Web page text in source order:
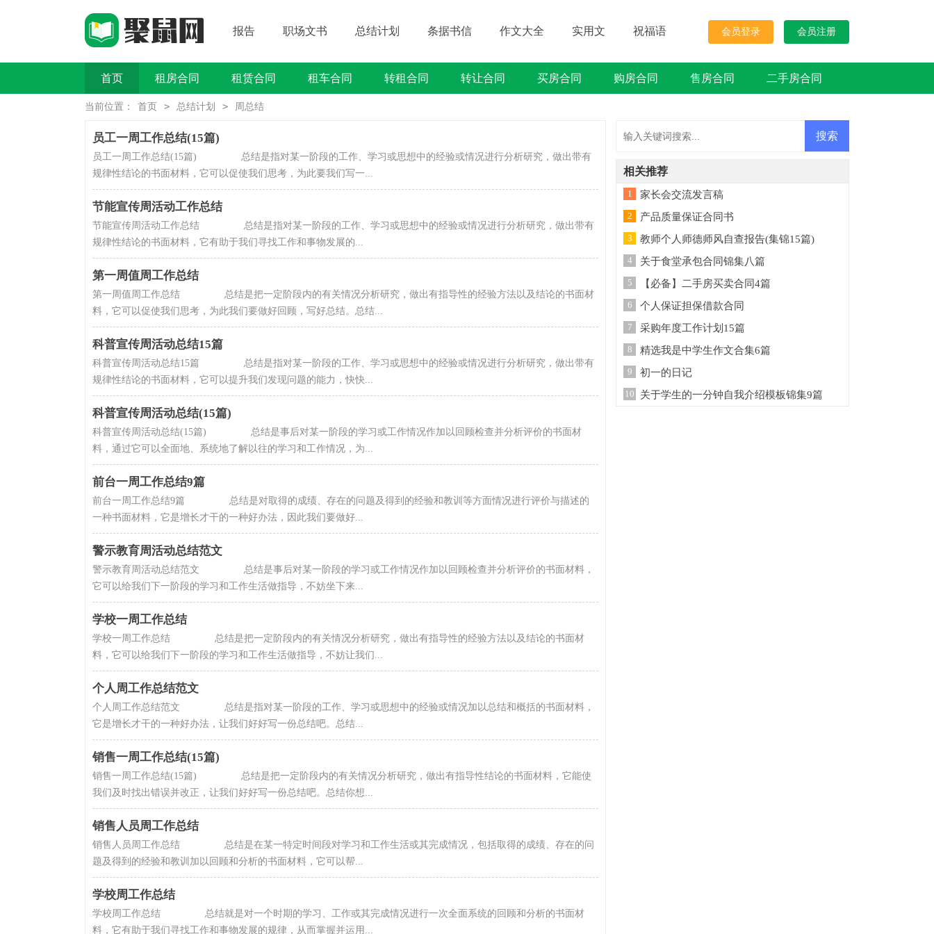
报告 职场文书 总结计划 条据书信 作文大全 实用文 祝福语
买卖类合同 借贷类合同 建筑类合同 劳动类合同 租售类合同
会员登录 会员注册
首页 租房合同 租赁合同 租车合同 转租合同 转让合同 买房合同 购房合同 售房合同 二手房合同
当前位置： 首页 > 总结计划 > 周总结
员工一周工作总结(15篇)
员工一周工作总结(15篇) 总结是指对某一阶段的工作、学习或思想中的经验或情况进行分析研究，做出带有
规律性结论的书面材料，它可以促使我们思考，为此要我们写一...
节能宣传周活动工作总结
节能宣传周活动工作总结 总结是指对某一阶段的工作、学习或思想中的经验或情况进行分析研究，做出带有
规律性结论的书面材料，它有助于我们寻找工作和事物发展的...
第一周值周工作总结
第一周值周工作总结 总结是把一定阶段内的有关情况分析研究，做出有指导性的经验方法以及结论的书面材
料，它可以促使我们思考，为此我们要做好回顾，写好总结。总结...
科普宣传周活动总结15篇
科普宣传周活动总结15篇 总结是指对某一阶段的工作、学习或思想中的经验或情况进行分析研究，做出带有
规律性结论的书面材料，它可以提升我们发现问题的能力，快快...
科普宣传周活动总结(15篇)
科普宣传周活动总结(15篇) 总结是事后对某一阶段的学习或工作情况作加以回顾检查并分析评价的书面材
料，通过它可以全面地、系统地了解以往的学习和工作情况，为...
前台一周工作总结9篇
前台一周工作总结9篇 总结是对取得的成绩、存在的问题及得到的经验和教训等方面情况进行评价与描述的
一种书面材料，它是增长才干的一种好办法，因此我们要做好...
警示教育周活动总结范文
警示教育周活动总结范文 总结是事后对某一阶段的学习或工作情况作加以回顾检查并分析评价的书面材料，
它可以给我们下一阶段的学习和工作生活做指导，不妨坐下来...
学校一周工作总结
学校一周工作总结 总结是把一定阶段内的有关情况分析研究，做出有指导性的经验方法以及结论的书面材
料，它可以给我们下一阶段的学习和工作生活做指导，不妨让我们...
个人周工作总结范文
个人周工作总结范文 总结是指对某一阶段的工作、学习或思想中的经验或情况加以总结和概括的书面材料，
它是增长才干的一种好办法，让我们好好写一份总结吧。总结...
销售一周工作总结(15篇)
销售一周工作总结(15篇) 总结是把一定阶段内的有关情况分析研究，做出有指导性结论的书面材料，它能使
我们及时找出错误并改正，让我们好好写一份总结吧。总结你想...
销售人员周工作总结
销售人员周工作总结 总结是在某一特定时间段对学习和工作生活或其完成情况，包括取得的成绩、存在的问
题及得到的经验和教训加以回顾和分析的书面材料，它可以帮...
学校周工作总结
学校周工作总结 总结就是对一个时期的学习、工作或其完成情况进行一次全面系统的回顾和分析的书面材
料，它有助于我们寻找工作和事物发展的规律，从而掌握并运用...
相关推荐
1 家长会交流发言稿
2 产品质量保证合同书
3 教师个人师德师风自查报告(集锦15篇)
4 关于食堂承包合同锦集八篇
5 【必备】二手房买卖合同4篇
6 个人保证担保借款合同
7 采购年度工作计划15篇
8 精选我是中学生作文合集6篇
9 初一的日记
10 关于学生的一分钟自我介绍模板锦集9篇